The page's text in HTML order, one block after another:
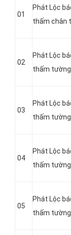
01
Phát Lộc
thấm chân
02
Phát Lộc
thấm
03
Phát Lộc
thấm
04
Phát Lộc
thấm
05
Phát Lộc
thấm